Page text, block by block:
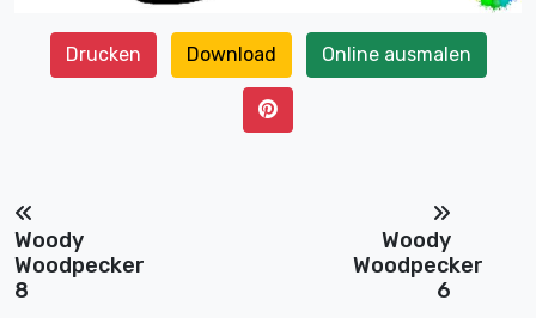
Drucken Download Online ausmalen
Woody
Woodpecker
8
Woody
Woodpecker
6